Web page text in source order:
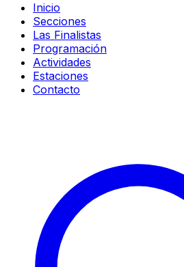
Inicio
Secciones
Las Finalistas
Programación
Actividades
Estaciones
Contacto